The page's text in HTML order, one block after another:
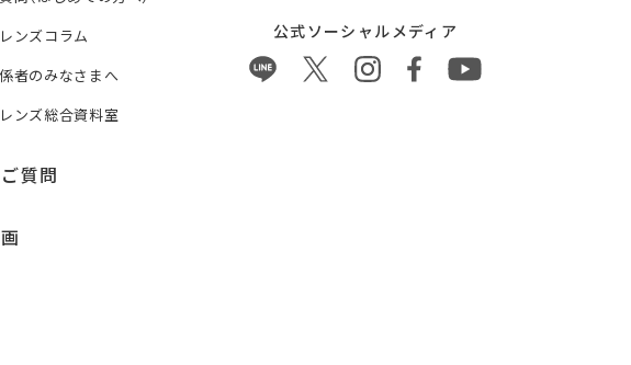
ンズコラム
者のみなさまへ
ンズ総合資料室
質問
公式ソーシャルメディア